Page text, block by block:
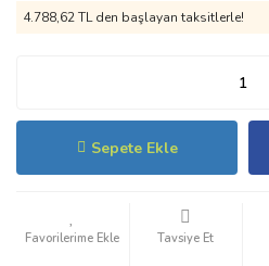
4.788,62 TL den başlayan taksitlerle!
Sepete Ekle
Tavsiye Et